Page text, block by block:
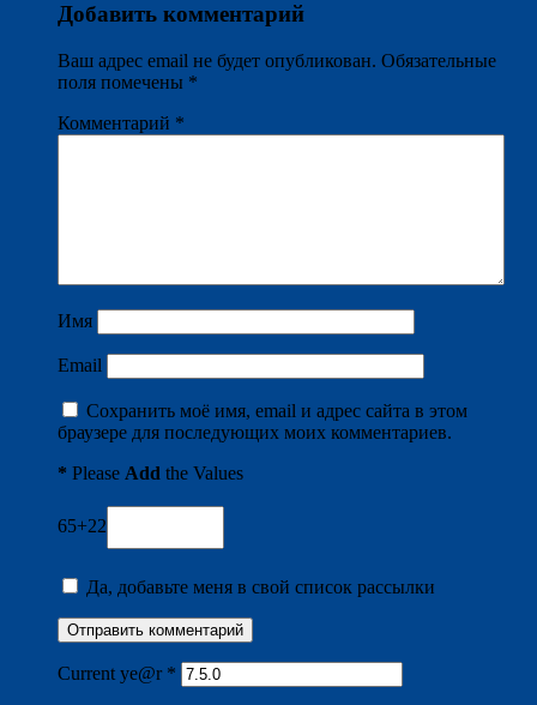
Добавить комментарий
Ваш адрес email не будет опубликован. Обязательные
поля помечены *
Комментарий *
Имя
Email
Сохранить моё имя, email и адрес сайта в этом
браузере для последующих моих комментариев.
* Please Add the Values
65+22
Да, добавьте меня в свой список рассылки
Current ye@r *